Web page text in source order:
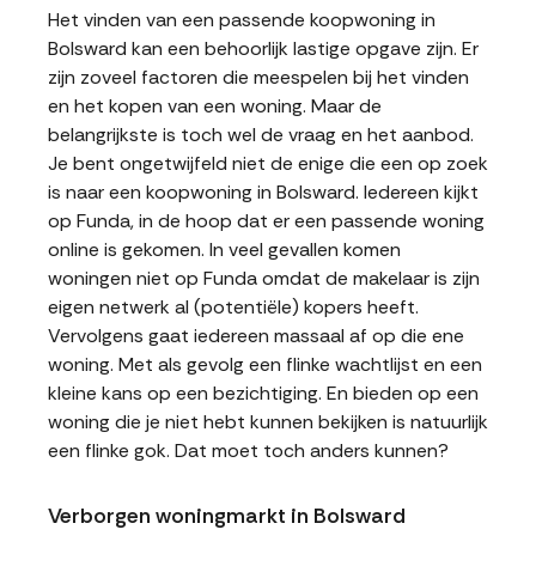
Het vinden van een passende koopwoning in
Bolsward kan een behoorlijk lastige opgave zijn. Er
zijn zoveel factoren die meespelen bij het vinden
en het kopen van een woning. Maar de
belangrijkste is toch wel de vraag en het aanbod.
Je bent ongetwijfeld niet de enige die een op zoek
is naar een koopwoning in Bolsward. Iedereen kijkt
op Funda, in de hoop dat er een passende woning
online is gekomen. In veel gevallen komen
woningen niet op Funda omdat de makelaar is zijn
eigen netwerk al (potentiële) kopers heeft.
Vervolgens gaat iedereen massaal af op die ene
woning. Met als gevolg een flinke wachtlijst en een
kleine kans op een bezichtiging. En bieden op een
woning die je niet hebt kunnen bekijken is natuurlijk
een flinke gok. Dat moet toch anders kunnen?
Verborgen woningmarkt in Bolsward